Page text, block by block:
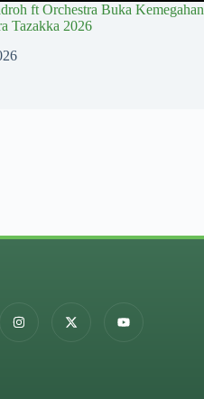
ft Orchestra Buka Kemegahan
Tazakka 2026